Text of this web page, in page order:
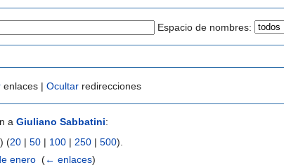
Espacio de nombres:
enlaces | Ocultar redirecciones
a Giuliano Sabbatini:
(20 | 50 | 100 | 250 | 500).
enero (← enlaces)